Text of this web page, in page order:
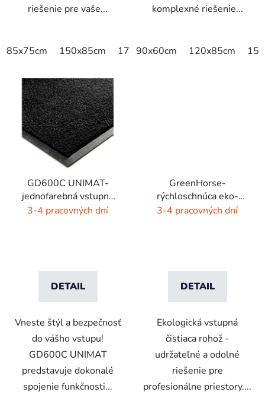
riešenie pre vaše...
85x75cm 150x85cm 175x115cm 300x85cm
komplexné riešenie...
90x60cm 120x85cm
GD600C UNIMAT-
jednofarebná vstupná
rohož- žiarivé farby
3-4 pracovných dní
DETAIL
Vneste štýl a bezpečnosť
do vášho vstupu!
GD600C UNIMAT
predstavuje dokonalé
spojenie funkčnosti...
GreenHorse-
rýchloschnúca eko-
rohož - dýmovo čierna
3-4 pracovných dní
DETAIL
Ekologická vstupná
čistiaca rohož -
udržateľné a odolné
riešenie pre
profesionálne priestory....